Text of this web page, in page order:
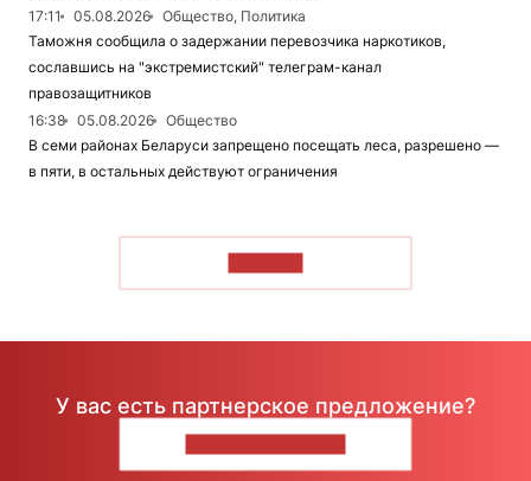
17:11
05.08.2026
Общество, Политика
Таможня сообщила о задержании перевозчика наркотиков,
сославшись на "экстремистский" телеграм-канал
правозащитников
16:38
05.08.2026
Общество
В семи районах Беларуси запрещено посещать леса, разрешено —
в пяти, в остальных действуют ограничения
У вас есть партнерское предложение?